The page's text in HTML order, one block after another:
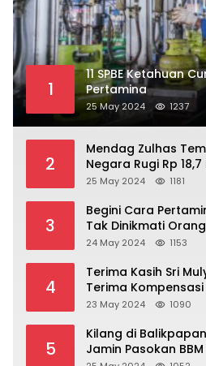
1
11 SPBE Ketahuan
Pertamina
25 May 2024 1237
2
Mendag Zulhas
Negara Rugi Rp
25 May 2024 1181
3
Begini Cara
Tak Dinikmati
24 May 2024 1153
4
Terima Kasih Sri
Terima Kompensasi
23 May 2024 1090
5
Kilang di
Jamin Pasokan